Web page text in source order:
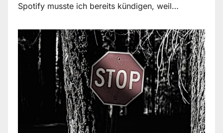
Spotify musste ich bereits kündigen, weil…